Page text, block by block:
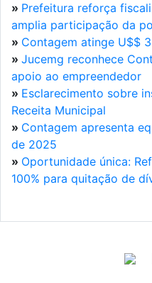
» Prefeitura reforça
amplia participação da
» Contagem atinge U$$
» Jucemg reconhece
apoio ao empreendedor
» Esclarecimento sobre
Receita Municipal
» Contagem apresenta
de 2025
» Oportunidade única:
100% para quitação de